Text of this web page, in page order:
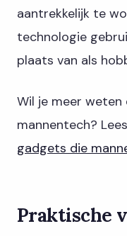
aantrekkelijk te
technologie
plaats van als
Wil je meer
mannentech?
gadgets die
Praktische